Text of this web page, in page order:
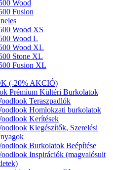
Wood
Fusion
Wood XS
Wood L
Wood XL
Stone XL
Fusion XL
(-20% AKCIÓ)
Prémium Kültéri Burkolatok
Teraszpadlók
Homlokzati burkolatok
Kerítések
Kiegészítők, Szerelési
Burkolatok Beépítése
Inspirációk (magvalósult